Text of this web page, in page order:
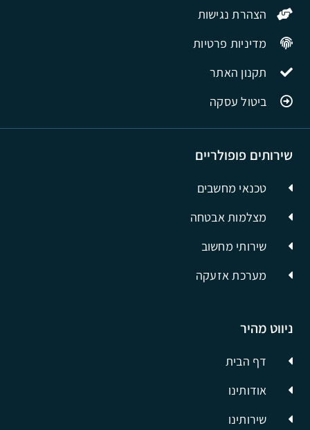
ניווט מהיר
דף הבית
אודותינו
שירותינו
שירותים פופולריים
טכנאי מחשבים
מצלמות אבטחה
שירותי מחשוב
מערכת אזעקה
הצהרת נגישות
מדיניות פרטיות
תקנון האתר
ביטול עסקה